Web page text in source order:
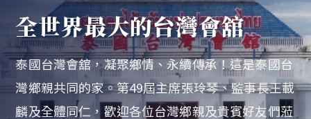
全世界最大的台灣會舘
泰國台灣會舘，凝聚鄉情、永續傳承！這是泰國台
灣鄉親共同的家。第49屆主席張玲琴、監事長王載
麟及全體同仁，歡迎各位台灣鄉親及貴賓好友們蒞